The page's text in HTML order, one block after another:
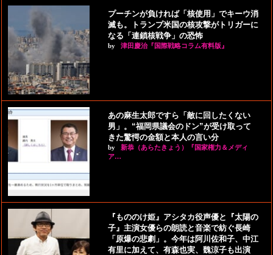
プーチンが負ければ「核使用」でキーウ消
滅も。トランプ米国の核攻撃がトリガーに
なる「連鎖核戦争」の恐怖
by 津田慶治『国際戦略コラム有料版』
あの麻生太郎ですら「敵に回したくない
男」。“福岡県議会のドン”が受け取って
きた驚愕の金額と本人の言い分
by
新恭（あらたきょう）『国家権力＆メディ
ア…
『もののけ姫』アシタカ役声優と『太陽の
子』主演女優らの朗読と音楽で紡ぐ長崎
「原爆の悲劇」。今年は阿川佐和子、中江
有里に加えて、有森也実、魏涼子も出演